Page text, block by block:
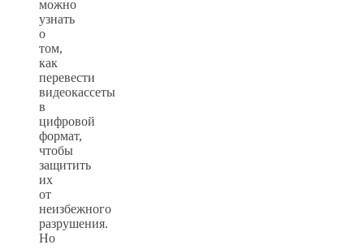
можно
узнать
о
том,
как
перевести
видеокассеты
в
цифровой
формат,
чтобы
защитить
их
от
неизбежного
разрушения.
Но